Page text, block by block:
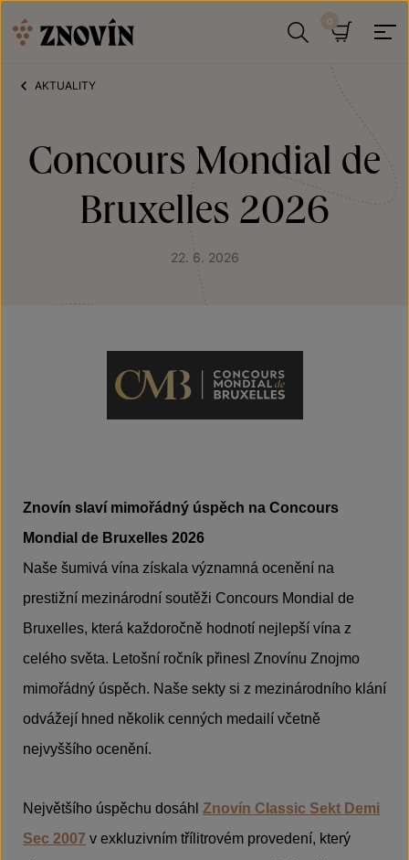
Hledat
AKTUALITY
Concours Mondial de
Bruxelles 2026
22. 6. 2026
Znovín slaví mimořádný úspěch na Concours
Mondial de Bruxelles 2026
Naše šumivá vína získala významná ocenění na
prestižní mezinárodní soutěži Concours Mondial de
Bruxelles, která každoročně hodnotí nejlepší vína z
celého světa. Letošní ročník přinesl Znovínu Znojmo
mimořádný úspěch. Naše sekty si z mezinárodního klání
odvážejí hned několik cenných medailí včetně
nejvyššího ocenění.
Největšího úspěchu dosáhl Znovín Classic Sekt Demi
Sec 2007 v exkluzivním třílitrovém provedení, který